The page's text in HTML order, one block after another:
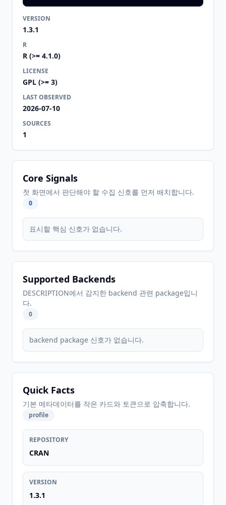
VERSION
1.3.1
R
R (>= 4.1.0)
LICENSE
GPL (>= 3)
LAST OBSERVED
2026-07-10
SOURCES
1
Core Signals
첫 화면에서 판단해야 할 수집 신호를 먼저 배치합니다.
0
표시할 핵심 신호가 없습니다.
Supported Backends
DESCRIPTION에서 감지한 backend 관련 package입니
다.
0
backend package 신호가 없습니다.
Quick Facts
기본 메타데이터를 작은 카드와 토큰으로 압축합니다.
profile
REPOSITORY
CRAN
VERSION
1.3.1